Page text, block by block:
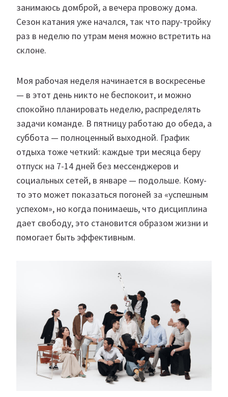
занимаюсь домброй, а вечера провожу дома.
Сезон катания уже начался, так что пару-тройку
раз в неделю по утрам меня можно встретить на
склоне.
Моя рабочая неделя начинается в воскресенье
— в этот день никто не беспокоит, и можно
спокойно планировать неделю, распределять
задачи команде. В пятницу работаю до обеда, а
суббота — полноценный выходной. График
отдыха тоже четкий: каждые три месяца беру
отпуск на 7-14 дней без мессенджеров и
социальных сетей, в январе — подольше. Кому-
то это может показаться погоней за «успешным
успехом», но когда понимаешь, что дисциплина
дает свободу, это становится образом жизни и
помогает быть эффективным.